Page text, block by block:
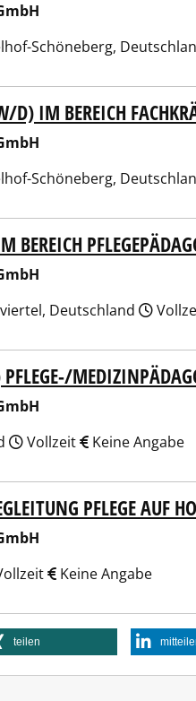
Schöneberg,
IM BEREICH
Schöneberg,
BEREICH
Deutschland
Vollzeit Keine Angabe
PFLEGE AUF
Keine Angabe
teilen